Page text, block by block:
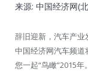
来源: 中国经济网(
辞旧迎新，汽车产业
中国经济网汽车频
您一起“鸟瞰”2015年。